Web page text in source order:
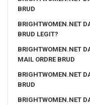
BRUD
BRIGHTWOMEN.NET
BRUD LEGIT?
BRIGHTWOMEN.NET
MAIL ORDRE BRUD
BRIGHTWOMEN.NET
BRUD
BRIGHTWOMEN.NET